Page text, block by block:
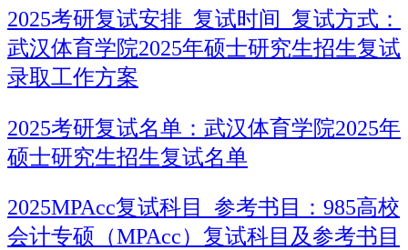
2025考研复试安排_复试时间_复试方式：
武汉体育学院2025年硕士研究生招生复试
录取工作方案
2025考研复试名单：武汉体育学院2025年
硕士研究生招生复试名单
2025MPAcc复试科目_参考书目：985高校
会计专硕（MPAcc）复试科目及参考书目